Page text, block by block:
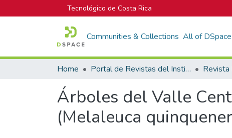
Tecnológico de Costa Rica
Communities & Collections All of DSpace
Home Portal de Revistas del Instituto Tecnológico de Costa Rica
Árboles del Valle
(Melaleuca